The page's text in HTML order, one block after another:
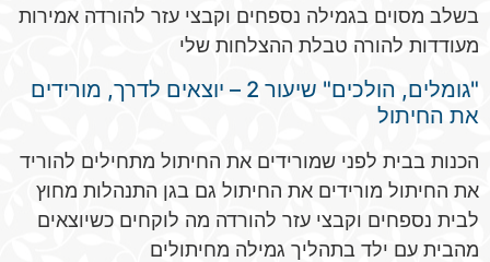
בשלב מסוים בגמילה נספחים וקבצי עזר להורדה אמירות
מעודדות להורה טבלת ההצלחות שלי
"גומלים, הולכים" שיעור 2 – יוצאים לדרך, מורידים
את החיתול
הכנות בבית לפני שמורידים את החיתול מתחילים להוריד
את החיתול מורידים את החיתול גם בגן התנהלות מחוץ
לבית נספחים וקבצי עזר להורדה מה לוקחים כשיוצאים
מהבית עם ילד בתהליך גמילה מחיתולים